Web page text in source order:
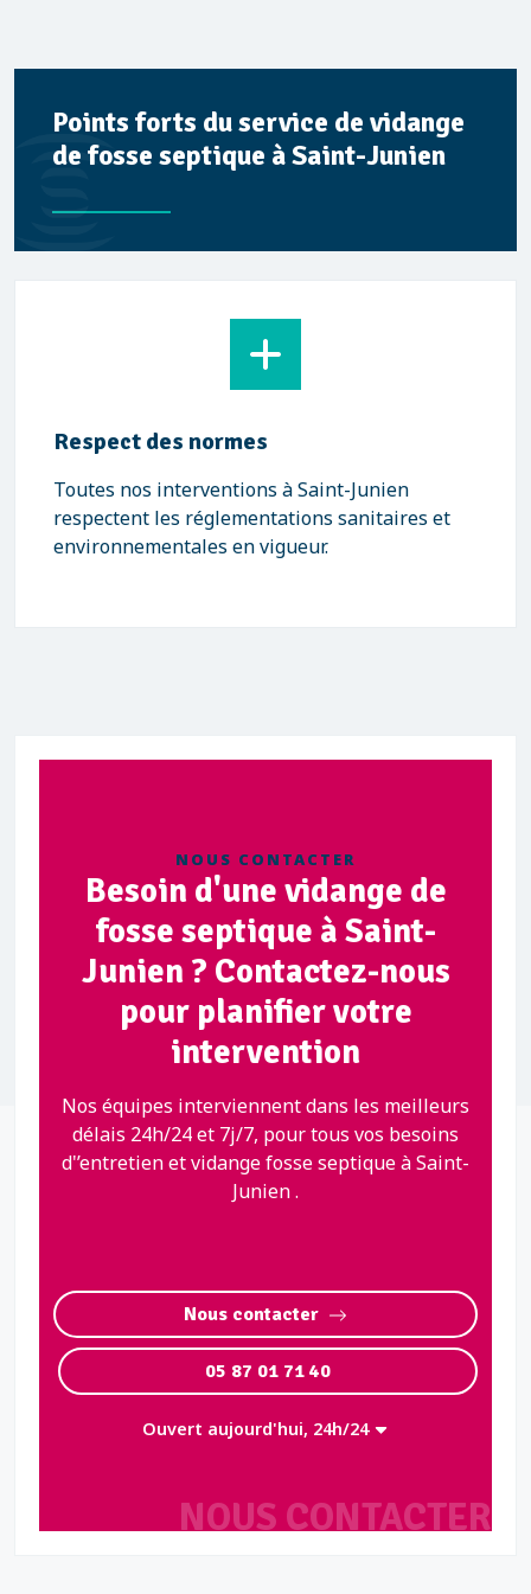
Points forts du service de vidange
de fosse septique à Saint-Junien
Respect des normes
Toutes nos interventions à Saint-Junien
respectent les réglementations sanitaires et
environnementales en vigueur.
NOUS CONTACTER
NOUS CONTACTER
Besoin d'une vidange de
fosse septique à Saint-
Junien ? Contactez-nous
pour planifier votre
intervention
Nos équipes interviennent dans les meilleurs
délais 24h/24 et 7j/7, pour tous vos besoins
d'’entretien et vidange fosse septique à Saint-
Junien .
Nous contacter
05 87 01 71 40
Ouvert aujourd'hui, 24h/24